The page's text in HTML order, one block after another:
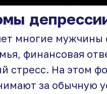
многие мужчины
финансовая
стресс. На этом
за обычную